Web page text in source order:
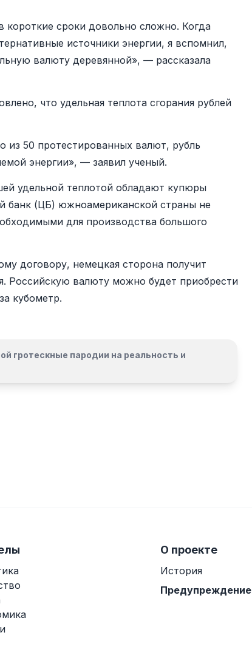
короткие сроки довольно сложно. Когда
источники энергии, я вспомнил,
валюту деревянной», — рассказала
что удельная теплота сгорания рублей
из 50 протестированных валют, рубль
энергии», — заявил ученый.
удельной теплотой обладают купюры
банк (ЦБ) южноамериканской страны не
для производства большого
договору, немецкая сторона получит
Российскую валюту можно будет приобрести
кубометр.
гротескные пародии на реальность и
О проекте
История
Предупреждение